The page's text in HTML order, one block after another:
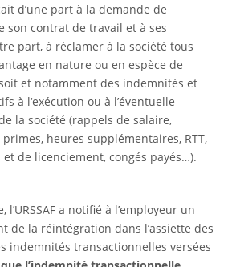
d’une part à la demande de
son contrat de travail et à ses
part, à réclamer à la société tous
en nature ou en espèce de
et notamment des indemnités et
à l‘exécution ou à l’éventuelle
la société (rappels de salaire,
heures supplémentaires, RTT,
de licenciement, congés payés…).
l’URSSAF a notifié à l’employeur un
de la réintégration dans l’assiette des
indemnités transactionnelles versées